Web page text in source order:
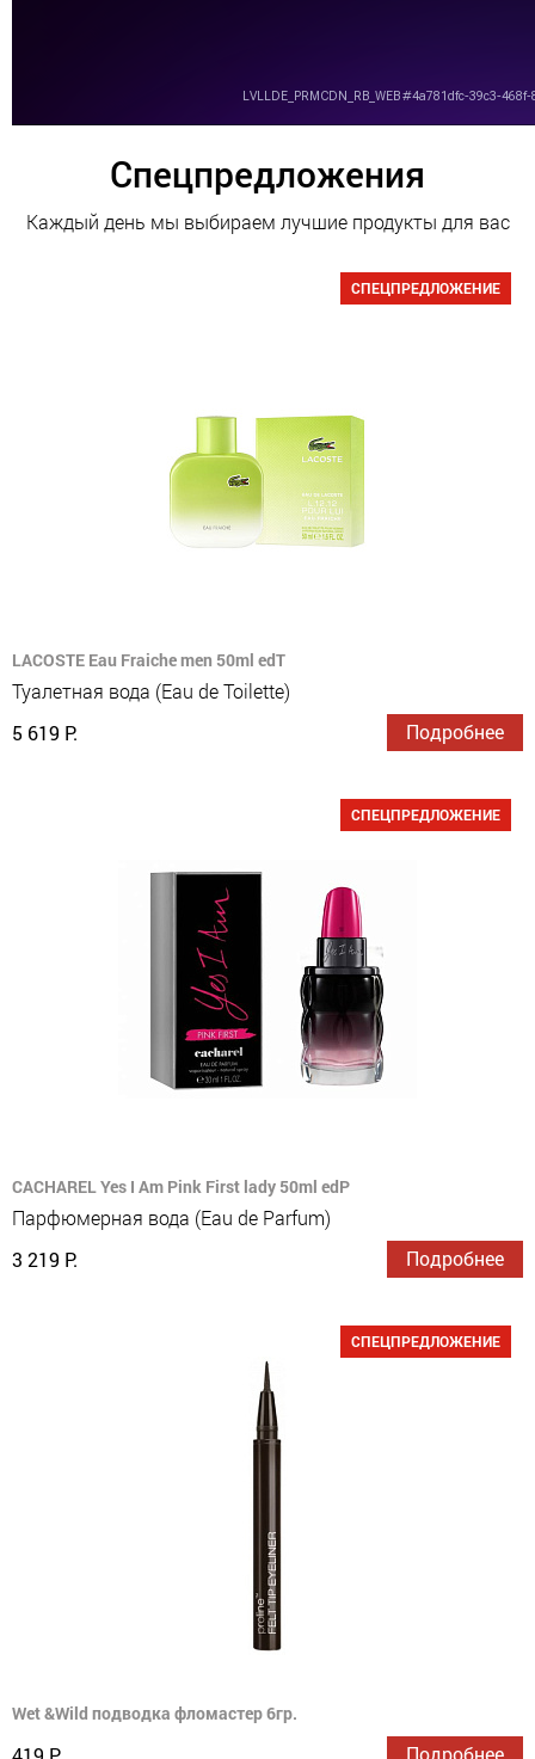
Спецпредложения
Каждый день мы выбираем лучшие продукты для вас
СПЕЦПРЕДЛОЖЕНИЕ
LACOSTE Eau Fraiche men 50ml edT
Туалетная вода (Eau de Toilette)
5 619 Р.
Подробнее
СПЕЦПРЕДЛОЖЕНИЕ
CACHAREL Yes I Am Pink First lady 50ml edP
Парфюмерная вода (Eau de Parfum)
3 219 Р.
Подробнее
СПЕЦПРЕДЛОЖЕНИЕ
Wet &Wild подводка фломастер 6гр.